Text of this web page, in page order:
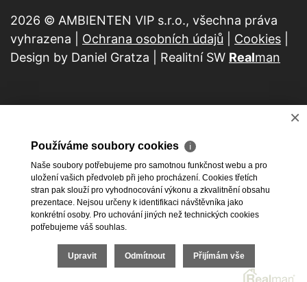
2026 © AMBIENTEN VIP s.r.o., všechna práva
vyhrazena | Ochrana osobních údajů Cookies
Design by Daniel Gratza | Realitní SW Realman
×
Používáme soubory cookies ℹ
Naše soubory potřebujeme pro samotnou funkčnost webu a pro
uložení vašich předvoleb při jeho procházení. Cookies třetích
stran pak slouží pro vyhodnocování výkonu a zkvalitnění obsahu
prezentace. Nejsou určeny k identifikaci návštěvníka jako
konkrétní osoby. Pro uchování jiných než technických cookies
potřebujeme váš souhlas.
Upravit Odmítnout Přijímám vše